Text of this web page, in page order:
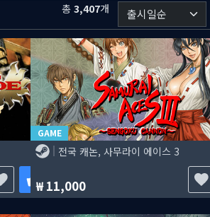
총 3,407개
GAME
전국 캐논, 사무라이 에이스 3
11,000